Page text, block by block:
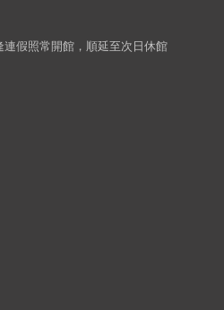
假照常開館，順延至次日休館